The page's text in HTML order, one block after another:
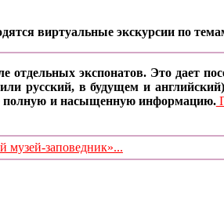
виртуальные экскурсии по
экспонатов. Это дает
русский, в будущем и
полную и насыщенную информацию.
заповедник»...